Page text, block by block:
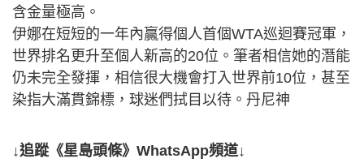
含金量極高。
伊娜在短短的一年內贏得個人首個WTA巡迴賽冠軍，
世界排名更升至個人新高的20位。筆者相信她的潛能
仍未完全發揮，相信很大機會打入世界前10位，甚至
染指大滿貫錦標，球迷們拭目以待。丹尼神
↓追蹤《星島頭條》WhatsApp頻道↓